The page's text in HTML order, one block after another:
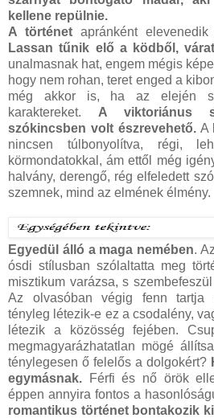
kellene repülnie.
A történetapránként
Lassan tűnik elő a ködből,
unalmasnak hat, engem mégis
hogy nem rohan, teret enged a
még akkor is, ha az elején
karaktereket. A viktoriánus
szókincsben volt észrevehető.A
nincsen túlbonyolítva, régi,
körmondatokkal, ám ettől még
halvány, derengő, rég elfeledett
szemnek, mind az elmének élmény.
Egyedül álló a maga nemében.
ósdi stílusban szólaltatta meg
misztikum varázsa, s
Az olvasóban végig fenn tartja
tényleg létezik-e ez a csodalény,
létezik a közösség fejében.
megmagyarázhatatlan mögé
ténylegesen ő felelős a dolgokért?
egymásnak.
Férfi és nő örök
éppen annyira fontos a
romantikus történet bontakozik